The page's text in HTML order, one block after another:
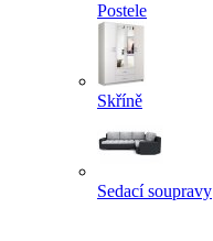
Postele
Skříně
Sedací soupravy